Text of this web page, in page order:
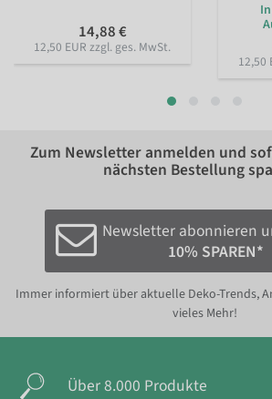
14,88 €
12,50 EUR zzgl. ges. MwSt.
12,50
Zum Newsletter anmelden und
nächsten Bestellung
Newsletter abonnieren
10% SPAREN*
Immer informiert über aktuelle Deko-Trends,
vieles Mehr!
Über 8.000 Produkte